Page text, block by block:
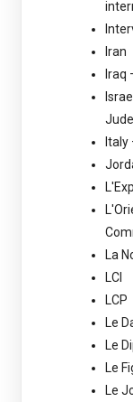
Iran
Iraq
Italy
La
LCI
LCP
Le
Le
Le
Le